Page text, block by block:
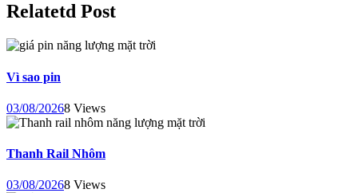
Relatetd Post
Vì sao pin
03/08/20268 Views
Thanh Rail Nhôm
03/08/20268 Views